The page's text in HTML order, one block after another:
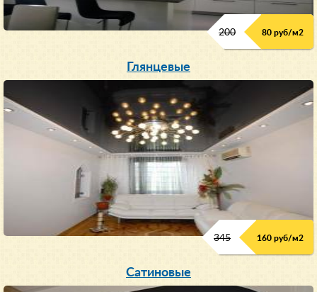
200 80 руб/м2
Глянцевые
345 160 руб/м2
Сатиновые